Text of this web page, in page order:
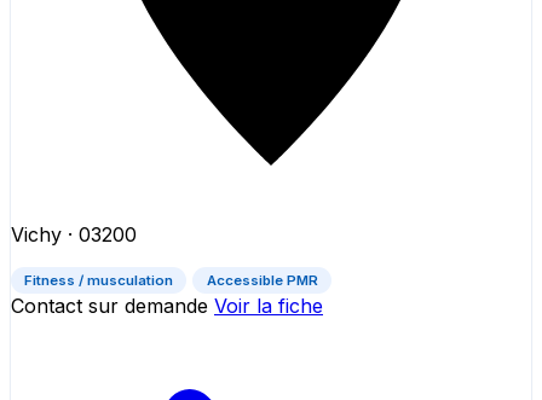
Vichy · 03200
Fitness / musculation Accessible PMR
Contact sur demande Voir la fiche